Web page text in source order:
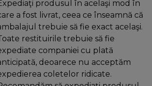
produsul în acelaşi mod în
a fost livrat, ceea ce înseamnă că
trebuie să fie exact acelaşi.
restituirile trebuie să fie
companiei cu plată
deoarece nu acceptăm
coletelor ridicate.